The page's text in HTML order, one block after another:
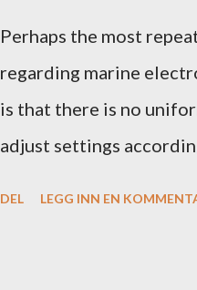
Perhaps the most
regarding marine
is that there is no
adjust settings
DEL LEGG INN EN